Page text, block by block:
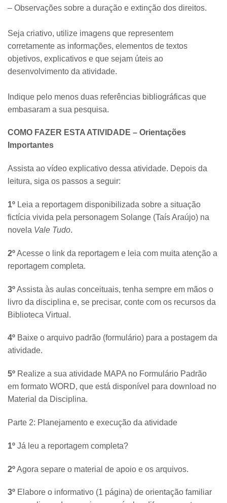
– Observações sobre a duração e extinção dos direitos.
Seja criativo, utilize imagens que representem
corretamente as informações, elementos de textos
objetivos, explicativos e que sejam úteis ao
desenvolvimento da atividade.
Indique pelo menos duas referências bibliográficas que
embasaram a sua pesquisa.
COMO FAZER ESTA ATIVIDADE – Orientações
Importantes
Assista ao vídeo explicativo dessa atividade. Depois da
leitura, siga os passos a seguir:
1º Leia a reportagem disponibilizada sobre a situação
fictícia vivida pela personagem Solange (Taís Araújo) na
novela Vale Tudo.
2ºAcesse o link da reportagem e leia com muita atenção a
reportagem completa.
3ºAssista às aulas conceituais, tenha sempre em mãos o
livro da disciplina e, se precisar, conte com os recursos da
Biblioteca Virtual.
4º Baixe o arquivo padrão (formulário) para a postagem da
atividade.
5º Realize a sua atividade MAPA no Formulário Padrão
em formato WORD, que está disponível para download no
Material da Disciplina.
Parte 2: Planejamento e execução da atividade
1º Já leu a reportagem completa?
2ºAgora separe o material de apoio e os arquivos.
3º Elabore o informativo (1 página) de orientação familiar